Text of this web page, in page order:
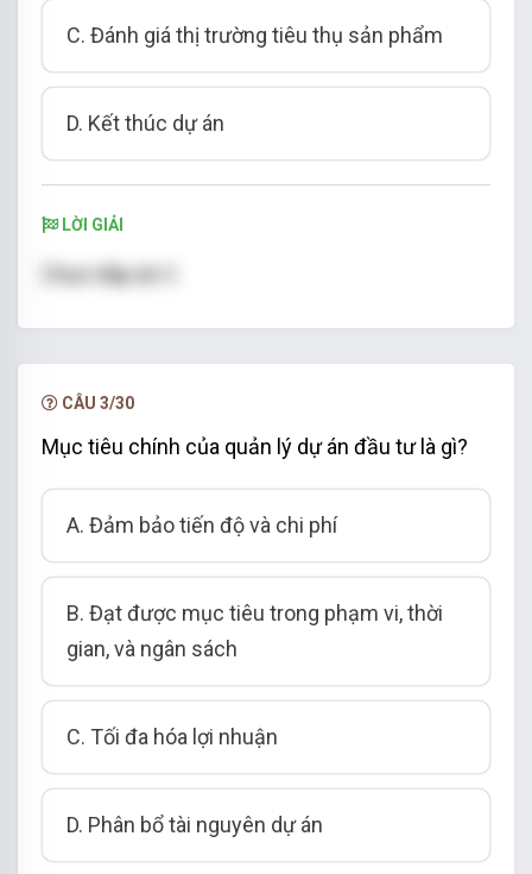
C. Đánh giá thị trường tiêu thụ sản phẩm
D. Kết thúc dự án
LỜI GIẢI
Chọn đáp án C
CÂU 3/30
Mục tiêu chính của quản lý dự án đầu tư là gì?
A. Đảm bảo tiến độ và chi phí
B. Đạt được mục tiêu trong phạm vi, thời
gian, và ngân sách
C. Tối đa hóa lợi nhuận
D. Phân bổ tài nguyên dự án